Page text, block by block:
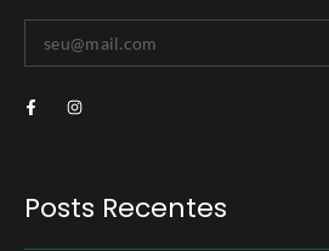
Posts Recentes